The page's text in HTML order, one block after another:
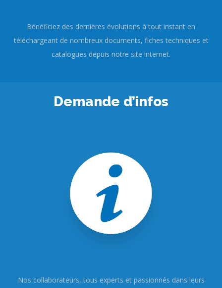
Bénéficiez des dernières évolutions à tout instant en
téléchargeant de nombreux documents, fiches techniques et
catalogues depuis notre site internet.
Demande d’infos
Nos collaborateurs, tous experts et passionnés dans leurs